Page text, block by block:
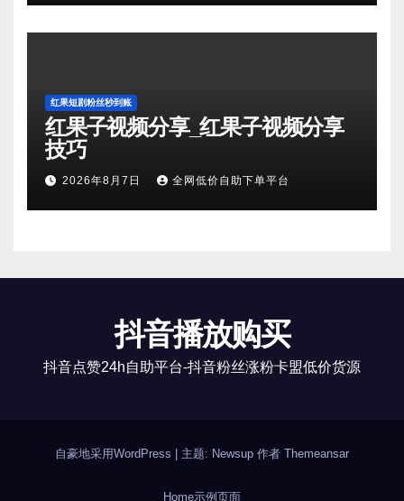
红果短剧粉丝秒到账
红果子视频分享_红果子视频分享
技巧
2026年8月7日 全网低价自助下单平台
抖音播放购买
抖音点赞24h自助平台-抖音粉丝涨粉卡盟低价货源
自豪地采用WordPress 主题: Newsup 作者 Themeansar
Home示例页面